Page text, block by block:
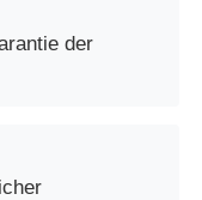
der